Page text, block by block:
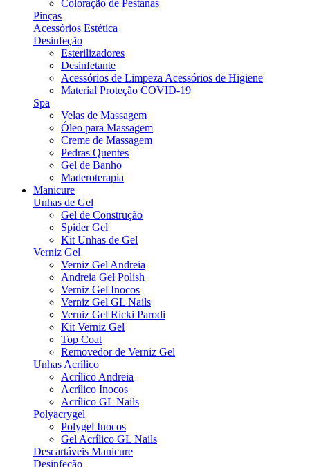
Coloração de Pestanas
Pinças
Acessórios Estética
Desinfeção
Esterilizadores
Desinfetante
Acessórios de Limpeza Acessórios de Higiene
Material Proteção COVID-19
Spa
Velas de Massagem
Óleo para Massagem
Creme de Massagem
Pedras Quentes
Gel de Banho
Maderoterapia
Manicure
Unhas de Gel
Gel de Construção
Spider Gel
Kit Unhas de Gel
Verniz Gel
Verniz Gel Andreia
Andreia Gel Polish
Verniz Gel Inocos
Verniz Gel GL Nails
Verniz Gel Ricki Parodi
Kit Verniz Gel
Top Coat
Removedor de Verniz Gel
Unhas Acrílico
Acrílico Andreia
Acrílico Inocos
Acrílico GL Nails
Polyacrygel
Polygel Inocos
Gel Acrílico GL Nails
Descartáveis Manicure
Desinfeção